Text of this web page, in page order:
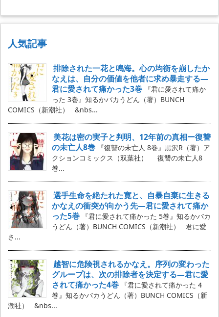
人気記事
排除された一花と鳴海。心の均衡を崩したか
なえは、自分の価値を他者に求め暴走する―
君に愛されて痛かった3巻
『君に愛されて痛か
った 3巻』知るかバカうどん（著）BUNCH
COMICS（新潮社） &nbs...
美花は密の実子と判明、12年前の真相ー復讐
の未亡人8巻
『復讐の未亡人 8巻』黒沢R（著）ア
クションコミックス（双葉社） 復讐の未亡人8
巻...
選手生命を絶たれた寛と、自暴自棄に生きる
かなえの衝突が向かう先―君に愛されて痛か
った5巻
『君に愛されて痛かった 5巻』知るかバカ
うどん（著）BUNCH COMICS（新潮社） 君に愛
さ...
越智に危険視されるかなえ。序列の変わった
グループは、次の排除者を決定する―君に愛
されて痛かった4巻
『君に愛されて痛かった 4
巻』知るかバカうどん（著）BUNCH COMICS（新
潮社） &nbs...